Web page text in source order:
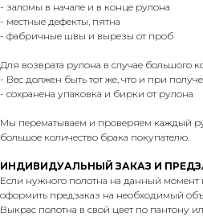
- заломы в начале и в конце рулона
- местные дефекты, пятна
- фабричные швы и вырезы от проб
Для возврата рулона в случае большого
- Вес должен быть тот же, что и при
- сохранена упаковка и бирки от рулона
Мы перематываем и проверяем каждый
большое количество брака покупателю.
ИНДИВИДУАЛЬНЫЙ ЗАКАЗ И
Если нужного полотна на данный момент
оформить предзаказ на необходимый
Выкрас полотна в свой цвет по пантону